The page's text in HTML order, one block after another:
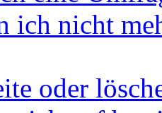
ich nicht
oder